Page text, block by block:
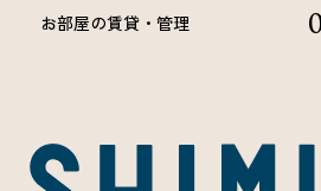
お部屋の賃貸・管理